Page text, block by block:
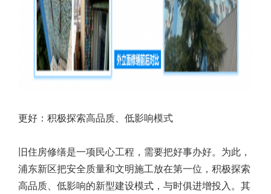
更好：积极探索高品质、低影响模式
旧住房修缮是一项民心工程，需要把好事办好。为此，
浦东新区把安全质量和文明施工放在第一位，积极探索
高品质、低影响的新型建设模式，与时俱进增投入。其